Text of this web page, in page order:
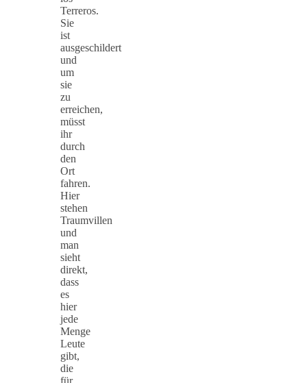
Terreros.
Sie
ist
ausgeschildert
und
um
sie
zu
erreichen,
müsst
ihr
durch
den
Ort
fahren.
Hier
stehen
Traumvillen
und
man
sieht
direkt,
dass
es
hier
jede
Menge
Leute
gibt,
die
für